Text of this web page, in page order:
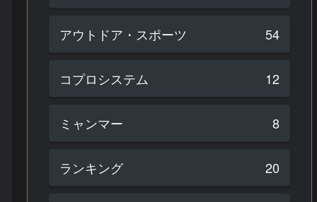
アウトドア・スポーツ 54
コプロシステム 12
ミャンマー 8
ランキング 20